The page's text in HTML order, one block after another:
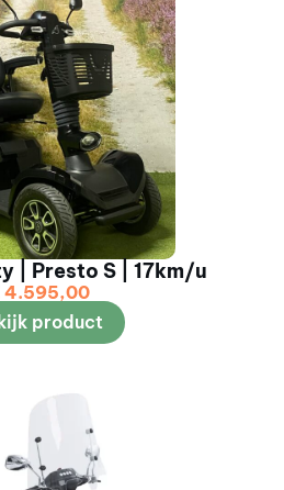
| Presto S | 17km/u
4.595,00
product